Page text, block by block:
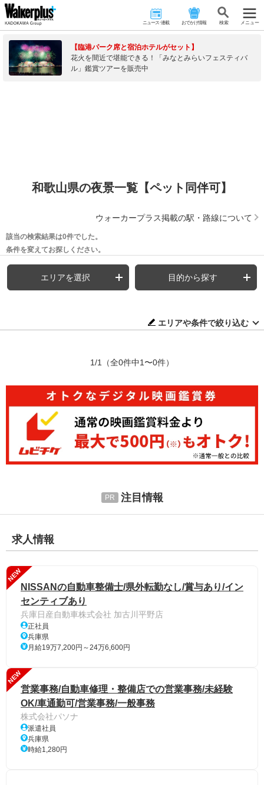
ニュース･連載 おでかけ情報 検 索 メニュー
【臨港パーク席と宿泊ホテルがセット】
花火を間近で堪能できる！「みなとみらいフェスティバ
ル」鑑賞ツアーを販売中
和歌山県の夜景一覧【ペット同伴可】
ウォーカープラス掲載の駅・路線について
該当の検索結果は0件でした。
条件を変えてお探しください。
エリアを選択 目的から探す
エリアや条件で絞り込む
1/1 （全0件中1〜0件）
注目情報
求人情報
NEW
NISSANの自動車整備士/県外転勤なし/賞与あり/イン
センティブあり
兵庫日産自動車株式会社 加古川平野店
正社員
兵庫県
月給19万7,200円～24万6,600円
NEW
営業事務/自動車修理・整備店での営業事務/未経験
OK/車通勤可/営業事務/一般事務
株式会社パソナ
派遣社員
兵庫県
時給1,280円